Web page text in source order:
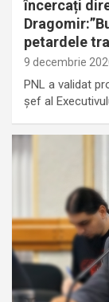
încercați
petardele
9 decembrie
PNL a validat
șef al